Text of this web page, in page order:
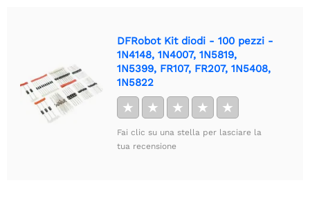
DFRobot Kit diodi - 100 pezzi -
1N4148, 1N4007, 1N5819,
1N5399, FR107, FR207, 1N5408,
1N5822
★ ★ ★ ★ ★
Fai clic su una stella per lasciare la
tua recensione